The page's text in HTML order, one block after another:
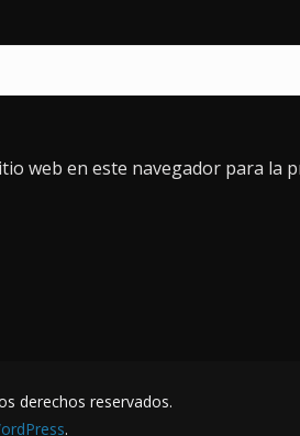
web en este navegador para la
derechos reservados.
.